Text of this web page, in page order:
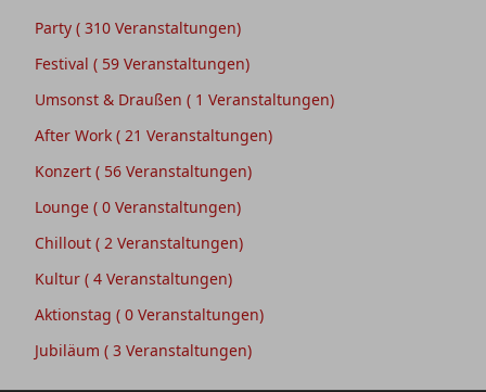
Party ( 310 Veranstaltungen)
Festival ( 59 Veranstaltungen)
Umsonst & Draußen ( 1 Veranstaltungen)
After Work ( 21 Veranstaltungen)
Konzert ( 56 Veranstaltungen)
Lounge ( 0 Veranstaltungen)
Chillout ( 2 Veranstaltungen)
Kultur ( 4 Veranstaltungen)
Aktionstag ( 0 Veranstaltungen)
Jubiläum ( 3 Veranstaltungen)